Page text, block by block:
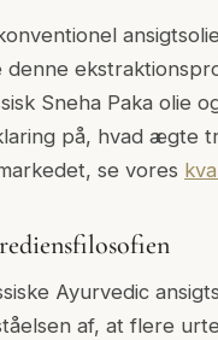
denne
Sneha Paka olie
på, hvad ægte
se vores
Ayurvedic
af, at flere